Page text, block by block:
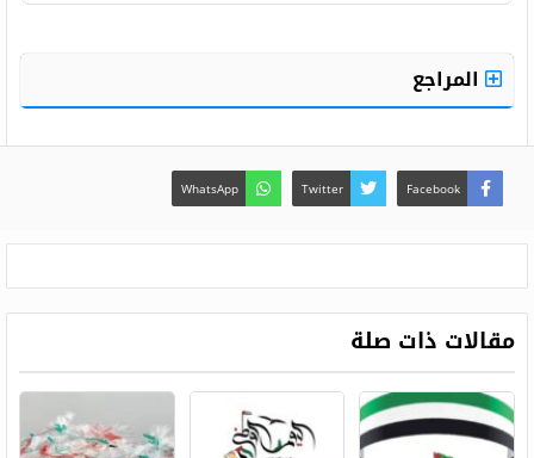
المراجع
Facebook
Twitter
WhatsApp
مقالات ذات صلة